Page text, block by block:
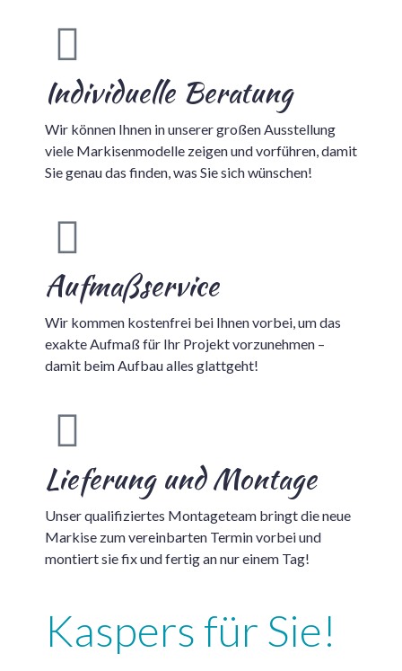
Individuelle Beratung
Wir können Ihnen in unserer großen Ausstellung
viele Markisenmodelle zeigen und vorführen, damit
Sie genau das finden, was Sie sich wünschen!
Aufmaßservice
Wir kommen kostenfrei bei Ihnen vorbei, um das
exakte Aufmaß für Ihr Projekt vorzunehmen –
damit beim Aufbau alles glattgeht!
Lieferung und Montage
Unser qualifiziertes Montageteam bringt die neue
Markise zum vereinbarten Termin vorbei und
montiert sie fix und fertig an nur einem Tag!
Kaspers für Sie!